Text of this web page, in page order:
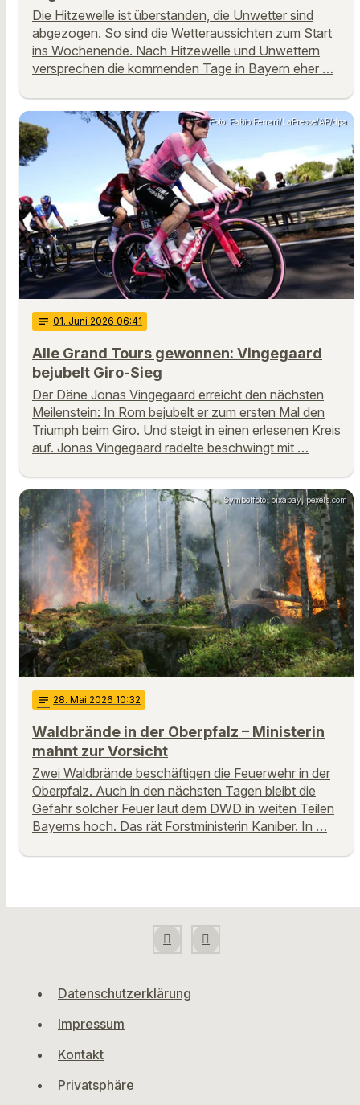
Die Hitzewelle ist überstanden, die Unwetter sind
abgezogen. So sind die Wetteraussichten zum Start
ins Wochenende. Nach Hitzewelle und Unwettern
versprechen die kommenden Tage in Bayern eher …
Foto: Fabio Ferrari/LaPresse/AP/dpa
notes 01. Juni 2026 06:41
Alle Grand Tours gewonnen: Vingegaard
bejubelt Giro-Sieg
Der Däne Jonas Vingegaard erreicht den nächsten
Meilenstein: In Rom bejubelt er zum ersten Mal den
Triumph beim Giro. Und steigt in einen erlesenen Kreis
auf. Jonas Vingegaard radelte beschwingt mit …
Symbolfoto: pixabay, pexels.com
notes 28. Mai 2026 10:32
Waldbrände in der Oberpfalz – Ministerin
mahnt zur Vorsicht
Zwei Waldbrände beschäftigen die Feuerwehr in der
Oberpfalz. Auch in den nächsten Tagen bleibt die
Gefahr solcher Feuer laut dem DWD in weiten Teilen
Bayerns hoch. Das rät Forstministerin Kaniber. In …
Datenschutzerklärung
Impressum
Kontakt
Privatsphäre